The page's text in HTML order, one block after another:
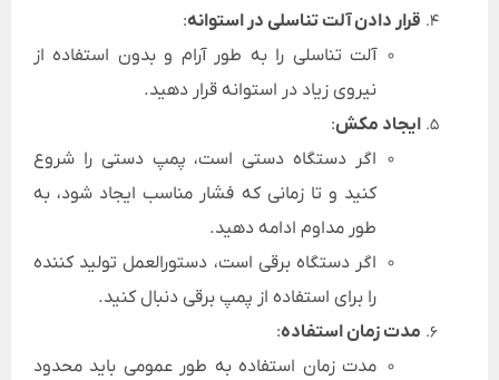
قرار دادن آلت تناسلی در استوانه:
آلت تناسلی را به طور آرام و بدون استفاده از
نیروی زیاد در استوانه قرار دهید.
ایجاد مکش:
اگر دستگاه دستی است، پمپ دستی را شروع
کنید و تا زمانی که فشار مناسب ایجاد شود، به
طور مداوم ادامه دهید.
اگر دستگاه برقی است، دستورالعمل تولید کننده
را برای استفاده از پمپ برقی دنبال کنید.
مدت زمان استفاده:
مدت زمان استفاده به طور عمومی باید محدود